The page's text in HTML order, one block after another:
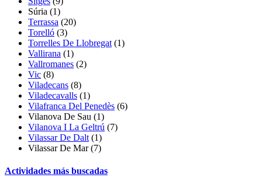
Súria (1)
Terrassa (20)
Torelló (3)
Torrelles De Llobregat (1)
Vallirana (1)
Vallromanes (2)
Vic (8)
Viladecans (8)
Viladecavalls (1)
Vilafranca Del Penedès (6)
Vilanova De Sau (1)
Vilanova I La Geltrú (7)
Vilassar De Dalt (1)
Vilassar De Mar (7)
Actividades más buscadas